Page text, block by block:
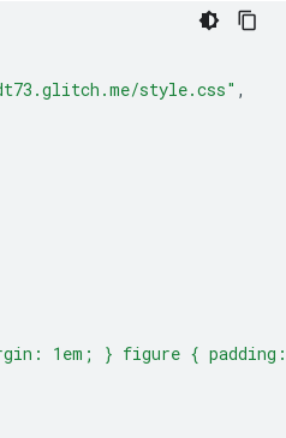
style.css" ,
1em; } figure {